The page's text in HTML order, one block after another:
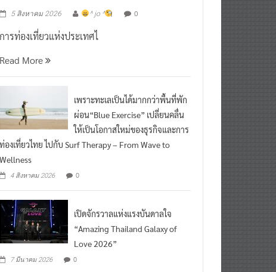
การท่องเที่ยวแห่งประเทศไ
ผ่อน“Blue Exercise” เปลี่ยนคลื่น
ให้เป็นโอกาสใหม่ของธุรกิจและการ
ท่องเที่ยวไทย ไปกับ Surf Therapy – From Wave to
Wellness
“Amazing Thailand Galaxy of
Love 2026”
0